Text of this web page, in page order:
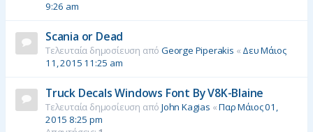
9:26 am
Scania or Dead
Τελευταία δημοσίευση απόGeorge Piperakis « Δευ Μάιος
11, 2015 11:25 am
Truck Decals Windows Font By V8K-Blaine
Τελευταία δημοσίευση απόJohn Kagias «Παρ Μάιος 01,
2015 8:25 pm